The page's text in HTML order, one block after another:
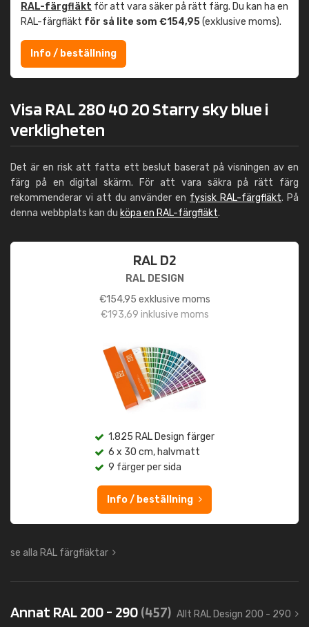
RAL-färgfläkt för att vara säker på rätt färg. Du kan ha en
RAL-färgfläkt för så lite som €154,95(exklusive moms).
Info / beställning
Visa RAL 280 40 20 Starry sky blue i
verkligheten
Det är en risk att fatta ett beslut baserat på visningen av en
färg på en digital skärm. För att vara säkra på rätt färg
rekommenderar vi att du använder en fysisk RAL-färgfläkt. På
denna webbplats kan du köpa en RAL-färgfläkt.
RAL D2
RAL DESIGN
€154,95 exklusive moms
€193,69 inklusive moms
1.825 RAL Design färger
6 x 30 cm, halvmatt
9 färger per sida
Info / beställning
se alla RAL färgfläktar
Annat RAL 200 - 290(457) Allt RAL Design 200 - 290